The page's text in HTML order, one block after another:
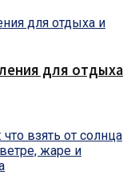
для отдыха